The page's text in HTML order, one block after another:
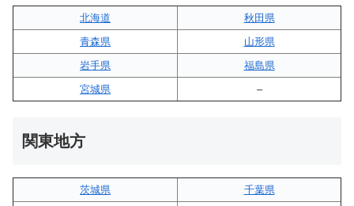
北海道
秋田県
青森県
山形県
岩手県
福島県
宮城県
–
関東地方
茨城県
千葉県